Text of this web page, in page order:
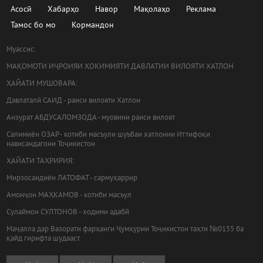
Асосӣ Хабарҳо Навор Мақолаҳо
Реклама
Тамос бо мо
Кормандон
Муассис:
МАҚОМОТИ ИҶРОИЯИ ҲОКИМИЯТИ ДАВЛАТИИ ВИЛОЯТИ ХАТЛОН
ҲАЙАТИ МУШОВАРА:
Давлаталӣ САИД - раиси вилояти Хатлон
Анзурат АБДУСАЛОМЗОДА - муовини раиси вилоят
Салимиён ОЗАР - котиби масъули шуъбаи хатлонии Иттифоқи
нависандагони Тоҷикистон
ҲАЙАТИ ТАҲРИРИЯ:
Мирзосаидиён ЛАТОФАТ - сармуҳаррир
Амонҷон МАҲКАМОВ - котиби масъул
Сулаймон СУЛТОНОВ - ходими адабӣ
Маҷалла дар Вазорати фарҳанги Ҷумҳурии Тоҷикистон таҳти №0155 ба
қайд гирифта шудааст.